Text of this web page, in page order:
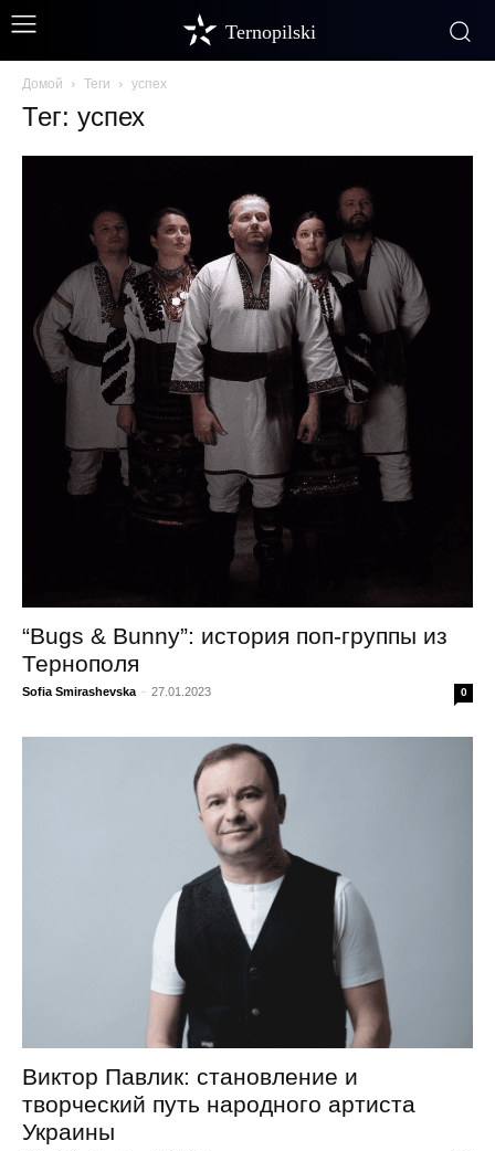
Ternopilski
Домой Теги успех
Тег: успех
“Bugs & Bunny”: история поп-группы из
Тернополя
Sofia Smirashevska - 27.01.2023 0
Виктор Павлик: становление и
творческий путь народного артиста
Украины